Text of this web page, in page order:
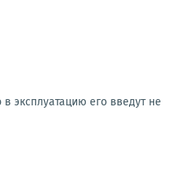
эксплуатацию его введут не